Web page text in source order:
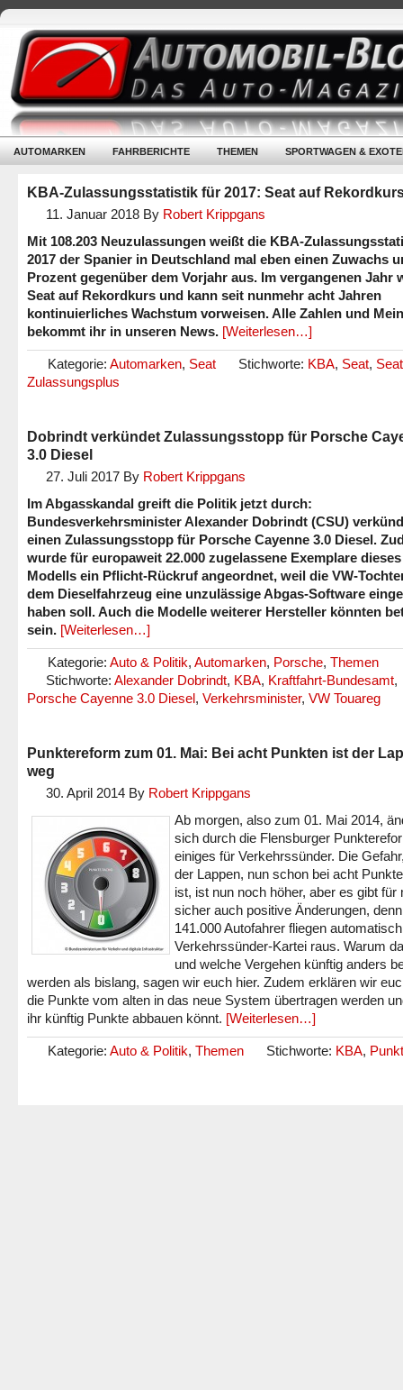
AUTOMARKEN FAHRBERICHTE THEMEN SPORTWAGEN &
KBA-Zulassungsstatistik für 2017: Seat auf
11. Januar 2018 By Robert Krippgans
Mit 108.203 Neuzulassungen weißt die KBA-
2017 der Spanier in Deutschland mal eben einen Zuwachs
Prozent gegenüber dem Vorjahr aus. Im vergangenen Jahr
Seat auf Rekordkurs und kann seit nunmehr acht Jahren
kontinuierliches Wachstum vorweisen. Alle Zahlen und
bekommt ihr in unseren News. [Weiterlesen…]
Kategorie: Automarken, Seat Stichworte: KBA, Seat,
Zulassungsplus
Dobrindt verkündet Zulassungsstopp für Porsche
3.0 Diesel
27. Juli 2017 By Robert Krippgans
Im Abgasskandal greift die Politik jetzt durch:
Bundesverkehrsminister Alexander Dobrindt (CSU)
einen Zulassungsstopp für Porsche Cayenne 3.0 Diesel.
wurde für europaweit 22.000 zugelassene Exemplare dieses
Modells ein Pflicht-Rückruf angeordnet, weil die VW-
dem Dieselfahrzeug eine unzulässige Abgas-Software
haben soll. Auch die Modelle weiterer Hersteller könnten
sein. [Weiterlesen…]
Kategorie: Auto & Politik, Automarken, Porsche, Themen
Stichworte: Alexander Dobrindt, KBA, Kraftfahrt-Bundesamt,
Porsche Cayenne 3.0 Diesel, Verkehrsminister, VW Touareg
Punktereform zum 01. Mai: Bei acht Punkten ist der
weg
30. April 2014 By Robert Krippgans
Ab morgen, also zum 01. Mai 2014,
sich durch die Flensburger
einiges für Verkehrssünder. Die
der Lappen, nun schon bei acht
ist, ist nun noch höher, aber es gibt für
sicher auch positive Änderungen,
141.000 Autofahrer fliegen
Verkehrssünder-Kartei raus. Warum
und welche Vergehen künftig anders
werden als bislang, sagen wir euch hier. Zudem erklären wir
die Punkte vom alten in das neue System übertragen werden
ihr künftig Punkte abbauen könnt. [Weiterlesen…]
Kategorie: Auto & Politik, Themen Stichworte: KBA,